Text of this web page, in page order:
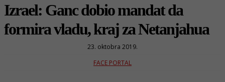
Izrael: Ganc dobio mandat da
formira vladu, kraj za Netanjahua
23. oktobra 2019.
FACE PORTAL